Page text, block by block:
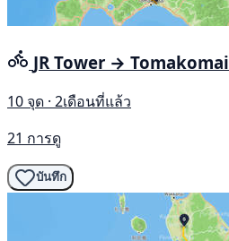
JR Tower → Tomakomai
10 จุด · 2เดือนที่แล้ว
21 การดู
บันทึก